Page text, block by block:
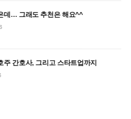
데… 그래도 추천은 해요^^
주 간호사, 그리고 스타트업까지